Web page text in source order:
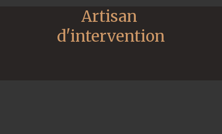
Artisan
d'intervention